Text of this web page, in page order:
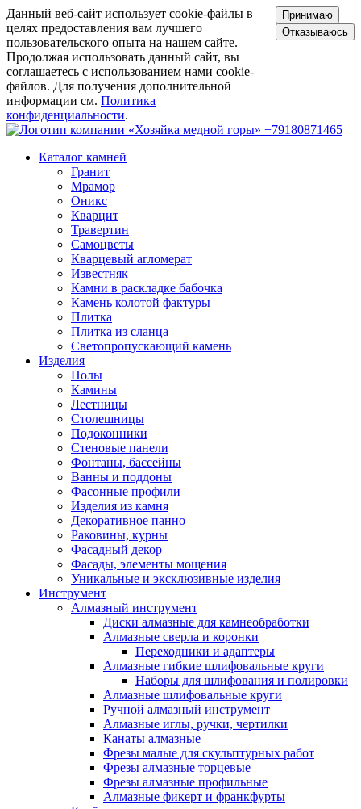
Данный веб-сайт использует cookie-файлы в
целях предоставления вам лучшего
пользовательского опыта на нашем сайте.
Продолжая использовать данный сайт, вы
соглашаетесь с использованием нами cookie-
файлов. Для получения дополнительной
информации см. Политика
конфиденциальности.
Принимаю
Отказываюсь
+79180871465
Каталог камней
Гранит
Мрамор
Оникс
Кварцит
Травертин
Самоцветы
Кварцевый агломерат
Известняк
Камни в раскладке бабочка
Камень колотой фактуры
Плитка
Плитка из сланца
Светопропускающий камень
Изделия
Полы
Камины
Лестницы
Столешницы
Подоконники
Стеновые панели
Фонтаны, бассейны
Ванны и поддоны
Фасонные профили
Изделия из камня
Декоративное панно
Раковины, курны
Фасадный декор
Фасады, элементы мощения
Уникальные и эксклюзивные изделия
Инструмент
Алмазный инструмент
Диски алмазные для камнеобработки
Алмазные сверла и коронки
Переходники и адаптеры
Алмазные гибкие шлифовальные круги
Наборы для шлифования и полировки
Алмазные шлифовальные круги
Ручной алмазный инструмент
Алмазные иглы, ручки, чертилки
Канаты алмазные
Фрезы малые для скульптурных работ
Фрезы алмазные торцевые
Фрезы алмазные профильные
Алмазные фикерт и франкфурты